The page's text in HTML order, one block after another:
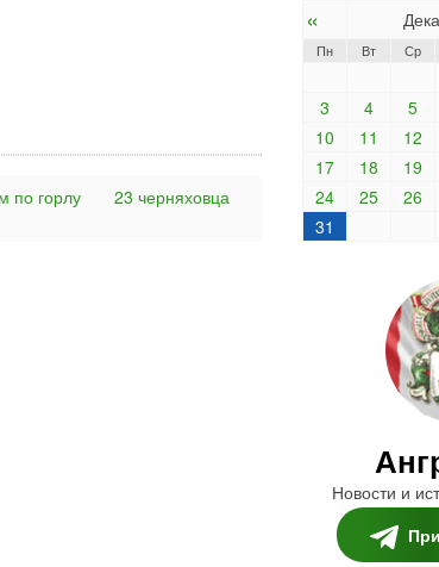
по горлу
23 черняховца
«
Пн Вт Ср
3
4 5
10
11 12
17
18 19
24
25 26
31
Новости и